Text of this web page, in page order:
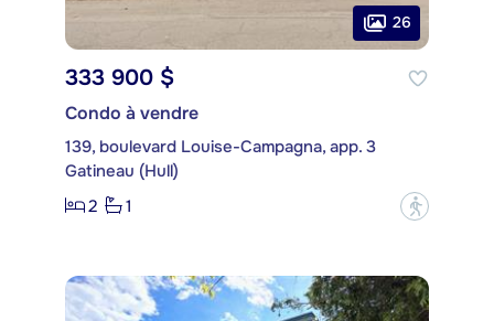
26
333 900 $
Condo à vendre
139, boulevard Louise-Campagna, app. 3
Gatineau (Hull)
2
1 ?